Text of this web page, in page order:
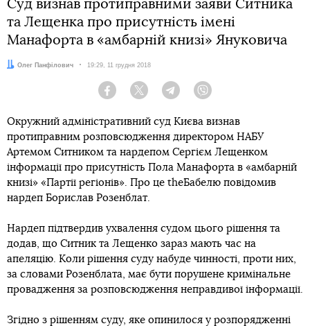
Суд визнав протиправними заяви Ситника
та Лещенка про присутність імені
Манафорта в «амбарній книзі» Януковича
Автор:
Олег Панфілович Дата:
19:29, 11 грудня 2018
Facebook Twitter Telegram
Окружний адміністративний суд Києва визнав
протиправним розповсюдження директором НАБУ
Артемом Ситником та нардепом Сергієм Лещенком
інформації про присутність Пола Манафорта в «амбарній
книзі» «Партії регіонів». Про це theБабелю повідомив
нардеп Борислав Розенблат.
Нардеп підтвердив ухвалення судом цього рішення та
додав, що Ситник та Лещенко зараз мають час на
апеляцію. Коли рішення суду набуде чинності, проти них,
за словами Розенблата, має бути порушене кримінальне
провадження за розповсюдження неправдивої інформації.
Згідно з рішенням суду, яке опинилося у розпорядженні